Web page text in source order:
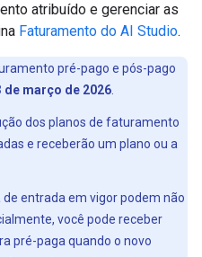
atribuído e gerenciar as
Faturamento do AI Studio.
pré-pago e pós-pago
de março de 2026
dos planos de faturamento
e receberão um plano ou a
entrada em vigor podem não
você pode receber
pré-paga quando o novo